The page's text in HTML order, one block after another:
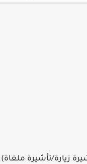
زيارة/تأشيرة